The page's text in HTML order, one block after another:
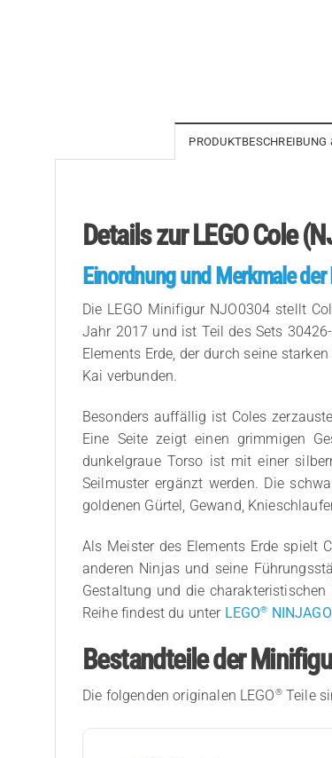
PRODUKTBESCHREIBUNG
Details zur LEGO Cole
Einordnung und Merkmale
Die LEGO Minifigur NJO0304 stellt
Jahr 2017 und ist Teil des Sets
Elements Erde, der durch seine
Kai verbunden.
Besonders auffällig ist Coles
Eine Seite zeigt einen grimmigen
dunkelgraue Torso ist mit einer
Seilmuster ergänzt werden. Die
goldenen Gürtel, Gewand,
Als Meister des Elements Erde spielt
anderen Ninjas und seine
Gestaltung und die
Reihe findest du unter LEGO®
Bestandteile der
Die folgenden originalen LEGO®Teile